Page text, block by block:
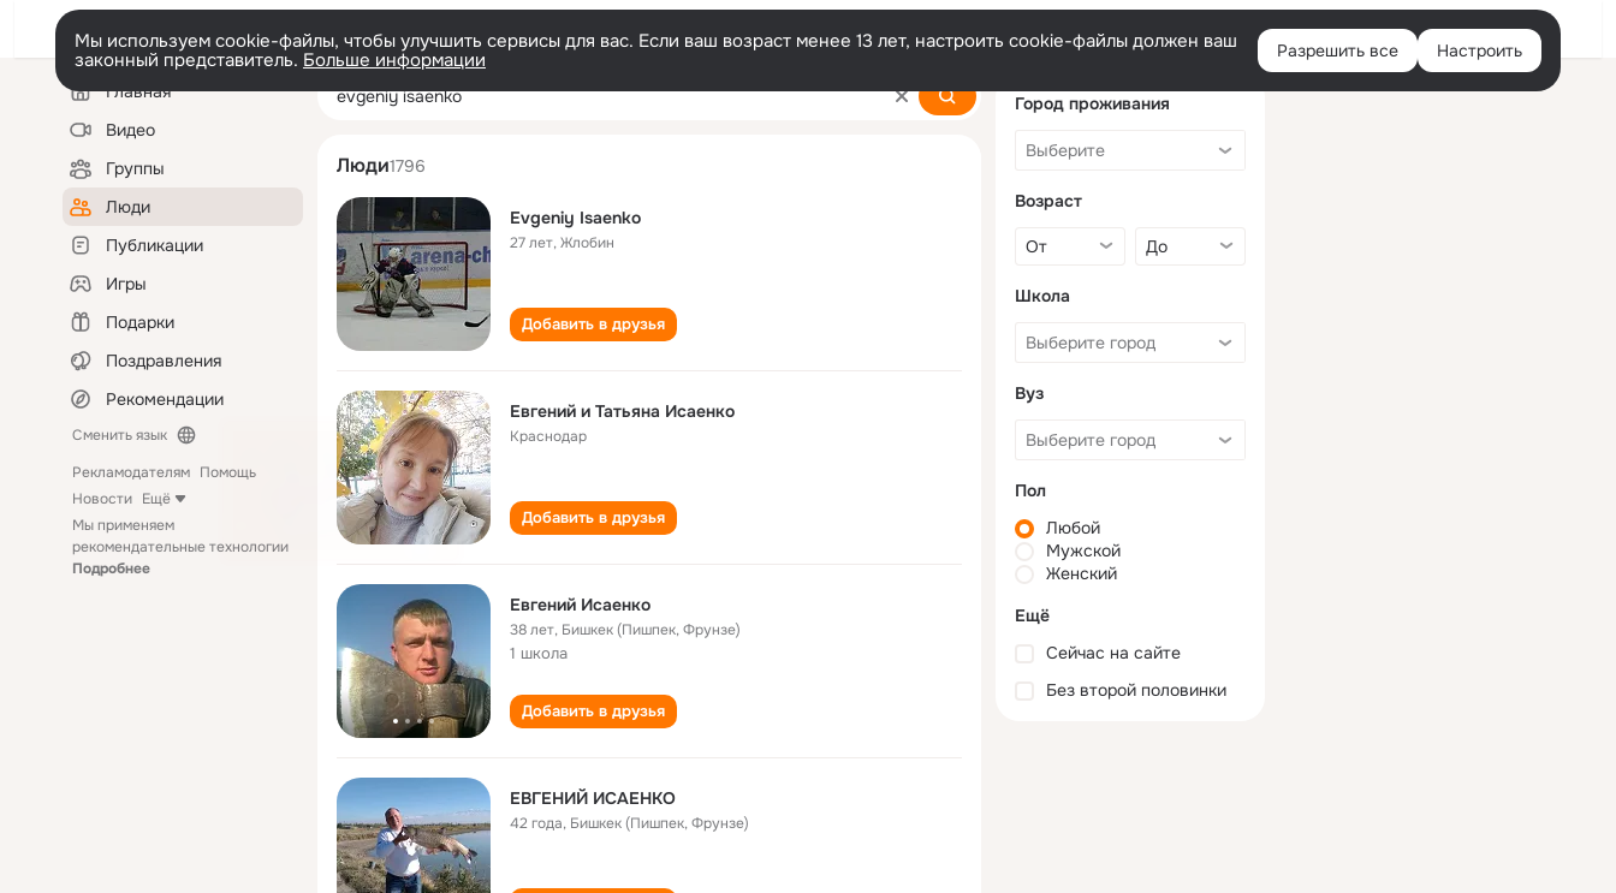
Войти
Мы используем cookie-файлы, чтобы улучшить сервисы для вас. Если ваш возраст менее 13 лет, настроить cookie-файлы должен ваш
законный представитель. Больше информации Разрешить все Настроить
Левая
колонкаГлавная
Видео
Группы
Люди
Публикации
Игры
Подарки
Поздравления
Рекомендации
Сменить язык
Рекламодателям Помощь
Новости Ещё
Мы применяем
рекомендательные технологии
Подробнее
evgeniy isaenko
Люди1796
Evgeniy Isaenko
27 лет,Жлобин
Добавить в друзья
Евгений и Татьяна Исаенко
Краснодар
Добавить в друзья
Евгений Исаенко
38 лет, Бишкек (Пишпек, Фрунзе)
1 школа
Добавить в друзья
ЕВГЕНИЙ ИСАЕНКО
42 года, Бишкек (Пишпек, Фрунзе)
Город проживания
Возраст
Школа
Вуз
Пол
Любой
Мужской
Женский
Ещё
Сейчас на сайте
Без второй половинки